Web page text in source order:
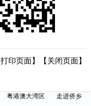
打印页面】【 关闭页面】
粤港澳大湾区 走进侨乡